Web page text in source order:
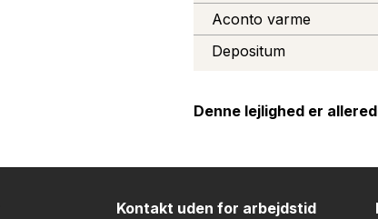
Aconto varme
Depositum
Denne lejlighed er
Kontakt uden for arbejdstid